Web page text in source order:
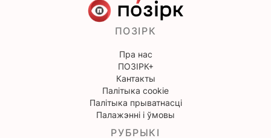
ПОЗІРК
Пра нас
ПОЗІРК+
Кантакты
Палітыка cookie
Палітыка прыватнасці
Палажэнні і ўмовы
РУБРЫКІ